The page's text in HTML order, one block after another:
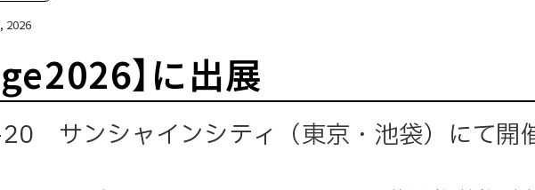
2026
】に出展
サンシャインシティ（東京・池袋）にて開